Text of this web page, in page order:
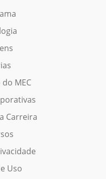
MEC
Carreira
Uso